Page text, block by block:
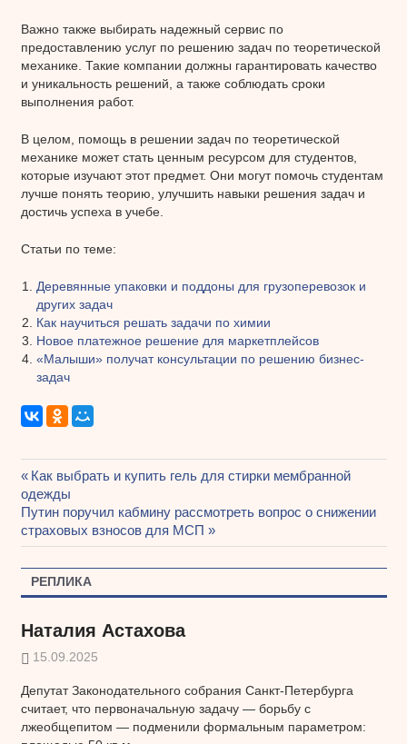
Важно также выбирать надежный сервис по
предоставлению услуг по решению задач по теоретической
механике. Такие компании должны гарантировать качество
и уникальность решений, а также соблюдать сроки
выполнения работ.
В целом, помощь в решении задач по теоретической
механике может стать ценным ресурсом для студентов,
которые изучают этот предмет. Они могут помочь студентам
лучше понять теорию, улучшить навыки решения задач и
достичь успеха в учебе.
Статьи по теме:
Деревянные упаковки и поддоны для грузоперевозок и
других задач
Как научиться решать задачи по химии
Новое платежное решение для маркетплейсов
«Малыши» получат консультации по решению бизнес-
задач
Навигация
по
записям
Предыдущая
запись:
Как выбрать и купить гель для стирки мембранной
одежды
Следующая
запись:
Путин поручил кабмину рассмотреть вопрос о снижении
страховых взносов для МСП
РЕПЛИКА
Наталия Астахова
15.09.2025
Депутат Законодательного собрания Санкт-Петербурга
считает, что первоначальную задачу — борьбу с
лжеобщепитом — подменили формальным параметром: